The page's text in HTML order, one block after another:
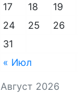
Август 2026
« Июл
17
18 19
24
25 26
31